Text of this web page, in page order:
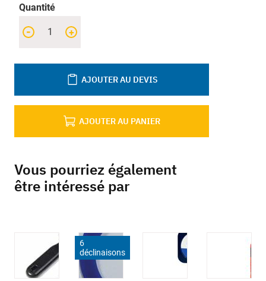
Quantité
+
-
AJOUTER AU PANIER
AJOUTER AU DEVIS
Vous pourriez également
être intéressé par
6
déclinaisons